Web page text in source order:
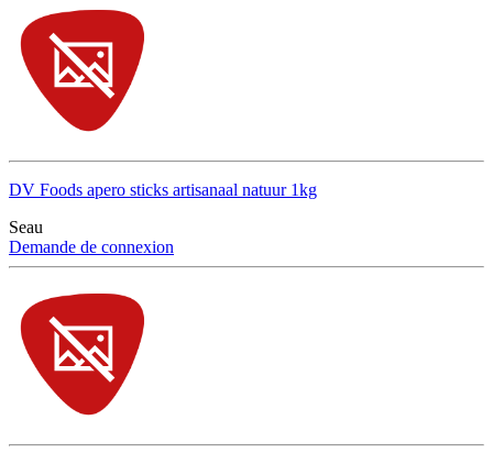
DV Foods apero sticks artisanaal natuur 1kg
Seau
Demande de connexion